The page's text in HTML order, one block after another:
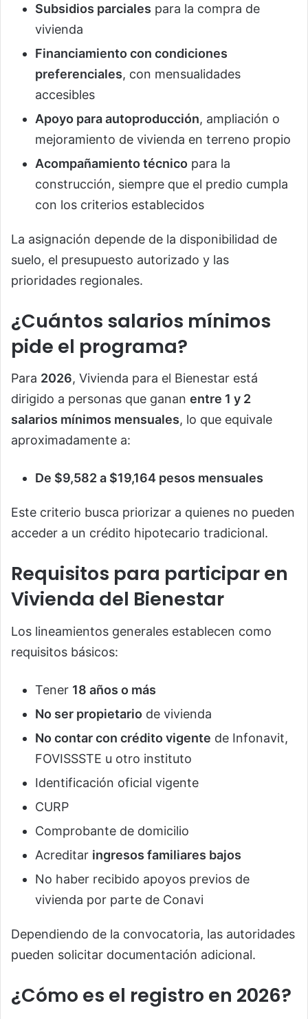
Subsidios parciales para la compra de
vivienda
Financiamiento con condiciones
preferenciales, con mensualidades
accesibles
Apoyo para autoproducción, ampliación o
mejoramiento de vivienda en terreno propio
Acompañamiento técnico para la
construcción, siempre que el predio cumpla
con los criterios establecidos
La asignación depende de la disponibilidad de
suelo, el presupuesto autorizado y las
prioridades regionales.
¿Cuántos salarios mínimos
pide el programa?
Para 2026, Vivienda para el Bienestar está
dirigido a personas que ganan entre 1 y 2
salarios mínimos mensuales, lo que equivale
aproximadamente a:
De $9,582 a $19,164 pesos mensuales
Este criterio busca priorizar a quienes no pueden
acceder a un crédito hipotecario tradicional.
Requisitos para participar en
Vivienda del Bienestar
Los lineamientos generales establecen como
requisitos básicos:
Tener 18 años o más
No ser propietario de vivienda
No contar con crédito vigente de Infonavit,
FOVISSSTE u otro instituto
Identificación oficial vigente
CURP
Comprobante de domicilio
Acreditar ingresos familiares bajos
No haber recibido apoyos previos de
vivienda por parte de Conavi
Dependiendo de la convocatoria, las autoridades
pueden solicitar documentación adicional.
¿Cómo es el registro en 2026?